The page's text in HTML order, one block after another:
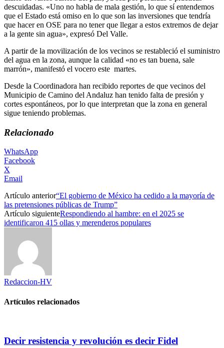
descuidadas. «Uno no habla de mala gestión, lo que sí entendemos
que el Estado está omiso en lo que son las inversiones que tendría
que hacer en OSE para no tener que llegar a estos extremos de dejar
a la gente sin agua», expresó Del Valle.
A partir de la movilización de los vecinos se restableció el suministro
del agua en la zona, aunque la calidad «no es tan buena, sale
marrón», manifestó el vocero este martes.
Desde la Coordinadora han recibido reportes de que vecinos del
Municipio de Camino del Andaluz han tenido falta de presión y
cortes espontáneos, por lo que interpretan que la zona en general
sigue teniendo problemas.
Relacionado
WhatsApp
Facebook
X
Email
Artículo anterior“El gobierno de México ha cedido a la mayoría de
las pretensiones públicas de Trump”
Artículo siguienteRespondiendo al hambre: en el 2025 se
identificaron 415 ollas y merenderos populares
Redaccion-HV
Artículos relacionados
Decir resistencia y revolución es decir Fidel